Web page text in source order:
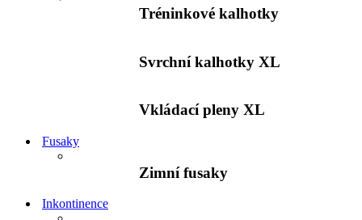
Tréninkové kalhotky
Svrchní kalhotky XL
Vkládací pleny XL
Fusaky
Zimní fusaky
Inkontinence